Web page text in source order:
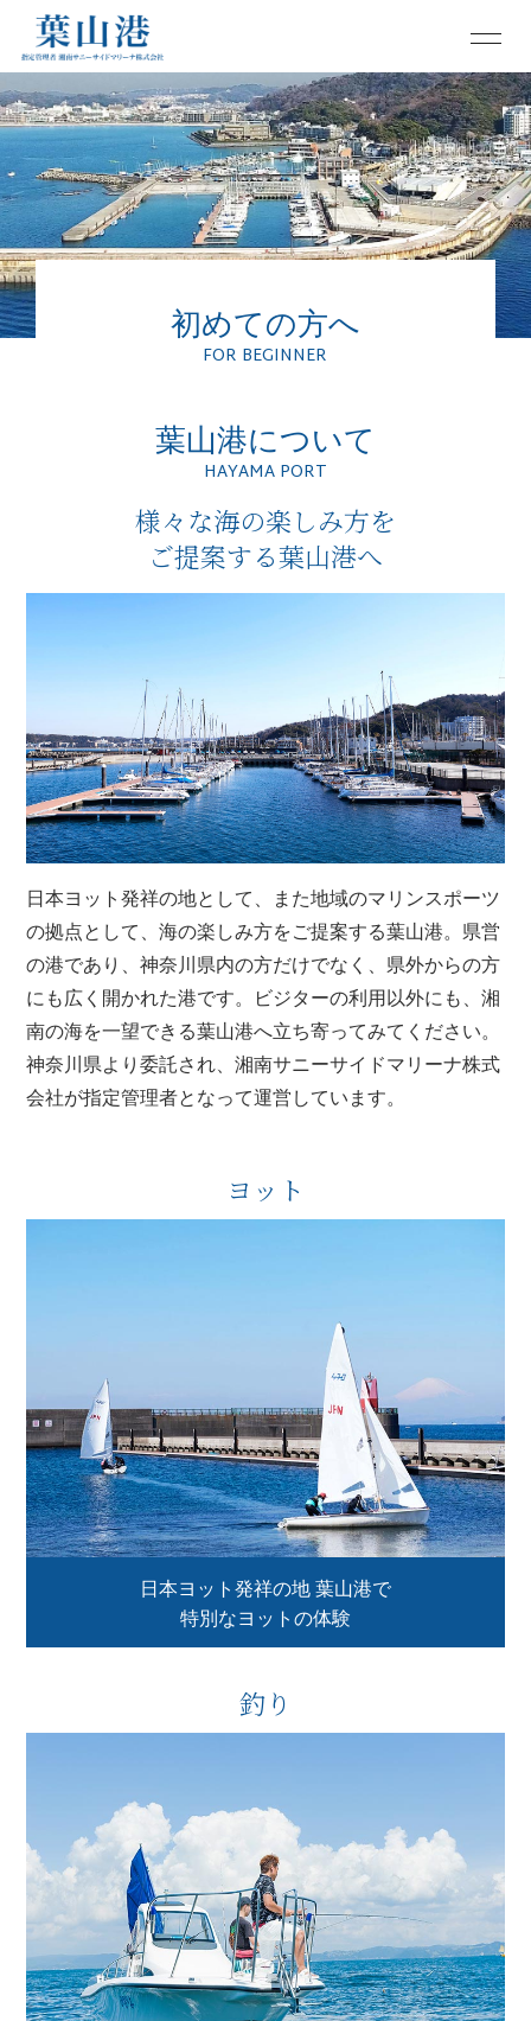
初めての方へ
FOR BEGINNER
葉山港について
HAYAMA PORT
様々な海の楽しみ方を
ご提案する葉山港へ
日本ヨット発祥の地として、また地域のマリンスポーツ
の拠点として、海の楽しみ方をご提案する葉山港。県営
の港であり、神奈川県内の方だけでなく、県外からの方
にも広く開かれた港です。ビジターの利用以外にも、湘
南の海を一望できる葉山港へ立ち寄ってみてください。
神奈川県より委託され、湘南サニーサイドマリーナ株式
会社が指定管理者となって運営しています。
ヨット
日本ヨット発祥の地 葉山港で
特別なヨットの体験
釣り